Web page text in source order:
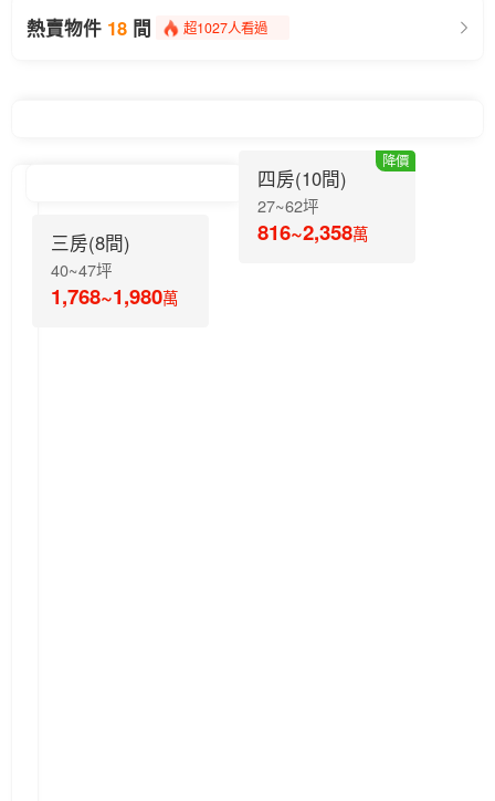
熱賣物件 18 間
超1027人看過
三房(8間)
40~47坪
1,768~1,980萬
降價
四房(10間)
27~62坪
816~2,358萬